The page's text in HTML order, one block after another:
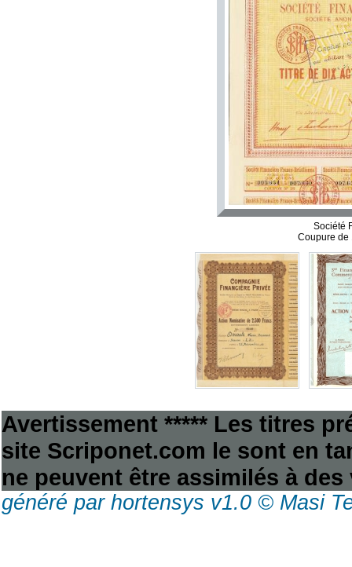
Société
Coupure de
Avertissement ***** Les titres
site Scriponet.com le sont en
ne peuvent être assimilés à
généré par hortensys v1.0 © Masi